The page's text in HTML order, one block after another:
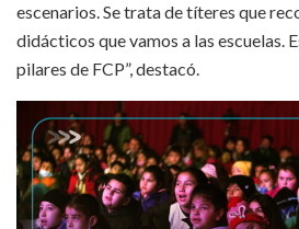
escenarios. Se trata de títeres que
didácticos que vamos a las escuelas.
pilares de FCP”, destacó.